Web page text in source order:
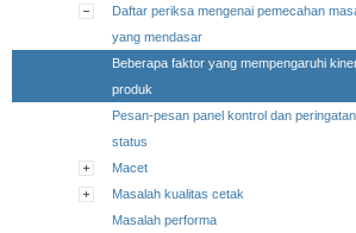
Daftar periksa mengenai pemecahan
yang mendasar
Beberapa faktor yang mempengaruhi
produk
Pesan-pesan panel kontrol dan peringatan
status
Macet
Masalah kualitas cetak
Masalah performa